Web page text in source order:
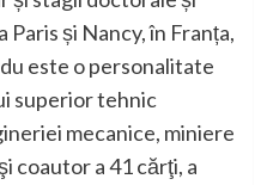
și Nancy, în Franța,
este o personalitate
superior tehnic
mecanice, miniere
coautor a 41 cărţi, a